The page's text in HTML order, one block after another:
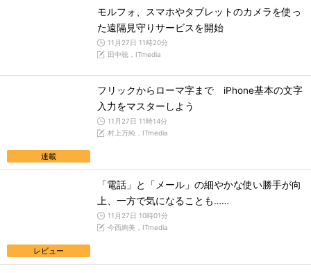
モルフォ、スマホやタブレットのカメラを使っ
た遠隔見守りサービスを開始
11月27日 11時20分
田中聡，ITmedia
連載
フリックからローマ字まで iPhone基本の文字
入力をマスターしよう
11月27日 11時14分
村上万純，ITmedia
レビュー
「電話」と「メール」の細やかな使い勝手が向
上、一方で気になることも……
11月27日 10時01分
今西絢美，ITmedia